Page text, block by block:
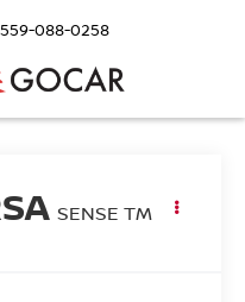
559-088-0258
SENSE TM